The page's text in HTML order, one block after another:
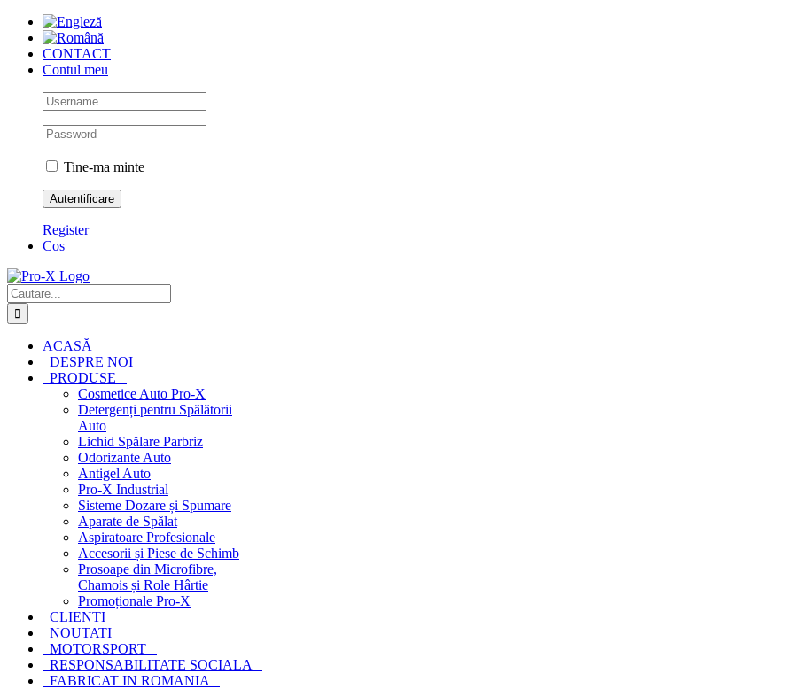
Skip
contentCONTACT
Contul meu
Tine-ma minte
Register
Cos
Cautare...
ACASĂ
DESPRE NOI
PRODUSE
Cosmetice Auto Pro-X
Detergenți pentru Spălătorii
Auto
Lichid Spălare Parbriz
Odorizante Auto
Antigel Auto
Pro-X Industrial
Sisteme Dozare și Spumare
Aparate de Spălat
Aspiratoare Profesionale
Accesorii și Piese de Schimb
Prosoape din Microfibre,
Chamois și Role Hârtie
Promoționale Pro-X
CLIENTI
NOUTATI
MOTORSPORT
RESPONSABILITATE SOCIALA
FABRICAT IN ROMANIA